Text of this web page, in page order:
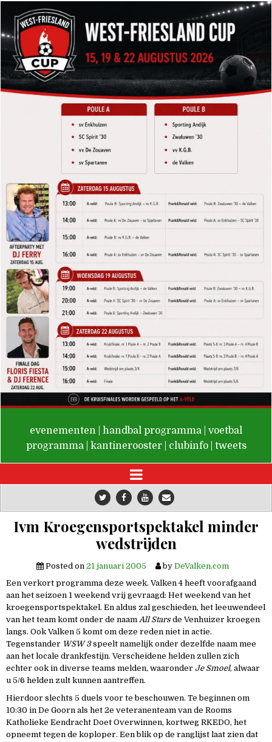
De Valken
evenementen handbal programma
voetbal
programma
kantinerooster clubinfo tweets
Ivm Kroegensportspektakel minder
wedstrijden
Posted on 21 januari 2005 by DeValken.com
Een verkort programma deze week. Valken 4 heeft voorafgaand
aan het seizoen 1 weekend vrij gevraagd: Het weekend van het
kroegensportspektakel. En aldus zal geschieden, het leeuwendeel
van het team komt onder de naam All Stars de Venhuizer kroegen
langs. Ook Valken 5 komt om deze reden niet in actie.
Tegenstander WSW 3speelt namelijk onder dezelfde naam mee
aan het locale drankfestijn. Verscheidene helden zullen zich
echter ook in diverse teams melden, waaronder Je Smoel, alwaar
u 5/6 helden zult kunnen aantreffen.
Hierdoor slechts 5 duels voor te beschouwen. Te beginnen om
10:30 in De Goorn als het 2e veteranenteam van de Rooms
Katholieke Eendracht Doet Overwinnen, kortweg RKEDO, het
opneemt tegen de koploper. Een blik op de ranglijst laat zien dat